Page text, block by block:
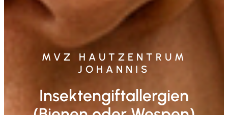
MVZ HAUTZENTRUM
JOHANNIS
Insektengiftallergien